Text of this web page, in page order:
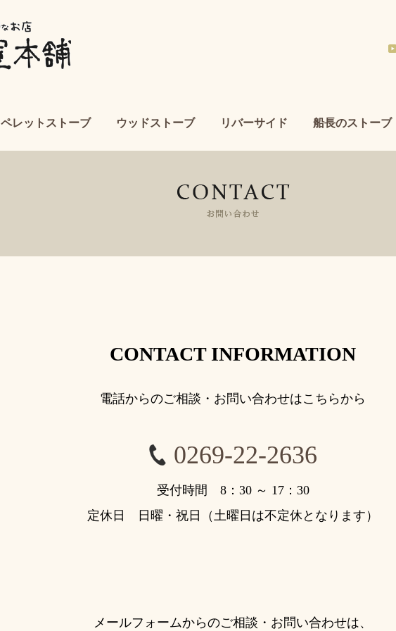
ペレットストーブ ウッドストーブ リバーサイド 船長のストーブ
CONTACT INFORMATION
電話からのご相談・お問い合わせはこちらから
0269-22-2636
受付時間 8：30 ～ 17：30
定休日 日曜・祝日（土曜日は不定休となります）
メールフォームからのご相談・お問い合わせは、